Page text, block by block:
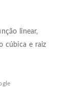
linear,
cúbica e raiz